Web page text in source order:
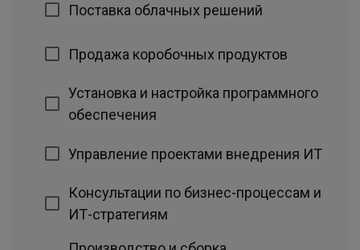
Поставка облачных решений
Продажа коробочных продуктов
Установка и настройка программного
обеспечения
Управление проектами внедрения ИТ
Консультации по бизнес-процессам и
ИТ-стратегиям